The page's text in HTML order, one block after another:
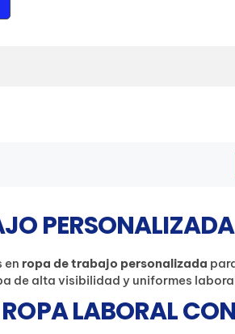
en ropa de trabajo personalizada
de alta visibilidad y uniformes
LABORAL